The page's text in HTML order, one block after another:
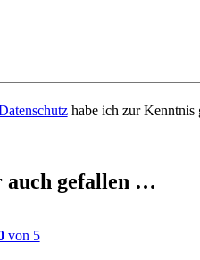
habe ich zur Kenntnis
auch gefallen …
von 5